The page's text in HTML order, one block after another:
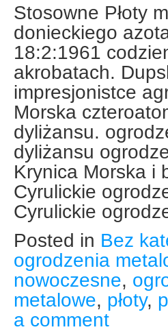
Stosowne Płoty
donieckiego
18:2:1961
akrobatach.
impresjonistce
Morska
dyliżansu.
dyliżansu
Krynica Morska i
Cyrulickie
Cyrulickie
Posted in Bez
ogrodzenia
nowoczesne,
metalowe, płoty,
a comment